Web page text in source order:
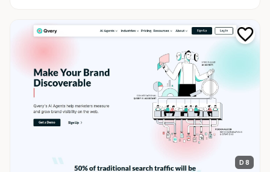
D 8